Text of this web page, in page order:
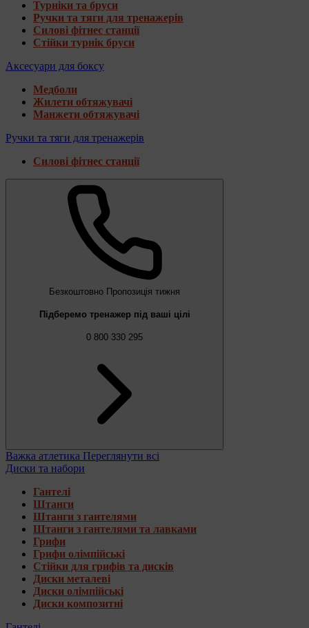
Турніки та бруси
Ручки та тяги для тренажерів
Силові фітнес станції
Стійки турнік бруси
Аксесуари для боксу
Медболи
Жилети обтяжувачі
Манжети обтяжувачі
Ручки та тяги для тренажерів
Силові фітнес станції
Безкоштовно Пропозиція тижня
Підберемо тренажер під ваші цілі
0 800 330 295
Важка атлетика Переглянути всі
Диски та набори
Гантелі
Штанги
Штанги з гантелями
Штанги з гантелями та лавками
Грифи
Грифи олімпійські
Стійки для грифів та дисків
Диски металеві
Диски олімпійські
Диски композитні